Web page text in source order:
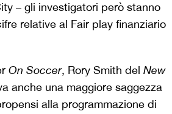
– gli investigatori però stanno
relative al Fair play finanziario
On Soccer, Rory Smith del New
anche una maggiore saggezza
alla programmazione di